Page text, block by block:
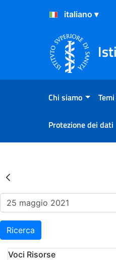
Salta al Contenuto
Salta al Footer
Chi siamo Temi
Protezione dei dati
Risultati della
Ricerca
Voci Risorse